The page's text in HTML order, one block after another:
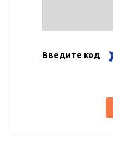
Введите код